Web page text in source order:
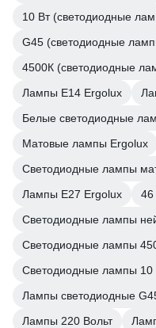
10 Вт (светодиодные
G45 (светодиодные
4500К (светодиодные
Лампы E14 Ergolux
Белые светодиодные
Матовые лампы Ergolux
Светодиодные лампы
Лампы Е27 Ergolux
Светодиодные лампы
Светодиодные лампы
Светодиодные лампы 10
Лампы светодиодные
Лампы 220 Вольт